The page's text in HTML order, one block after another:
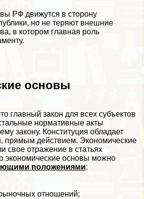
РФ движутся в сторону
но не теряют внешние
в котором главная роль
основы
главный закон для всех субъектов
нормативные акты
закону. Конституция обладает
прямым действием. Экономические
свое отражение в статьях
экономические основы можно
положениями:
отношений;